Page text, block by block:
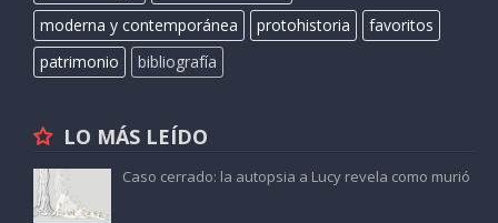
moderna y contemporánea
protohistoria
favoritos
patrimonio
bibliografía
LO MÁS LEÍDO
Caso cerrado: la autopsia a Lucy revela como murió